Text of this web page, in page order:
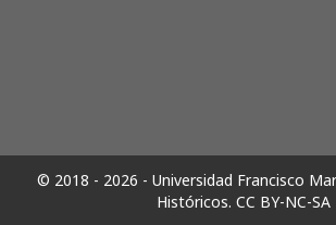
© 2018 - 2026 - Universidad Francisco
Históricos. CC BY-NC-SA